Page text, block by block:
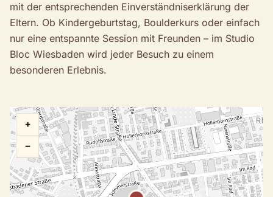
mit der entsprechenden Einverständniserklärung der
Eltern. Ob Kindergeburtstag, Boulderkurs oder einfach
nur eine entspannte Session mit Freunden – im Studio
Bloc Wiesbaden wird jeder Besuch zu einem
besonderen Erlebnis.
+
−